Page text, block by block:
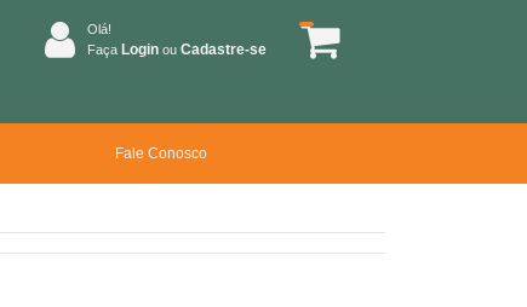
Olá!
Faça Login ou Cadastre-se
Fale Conosco